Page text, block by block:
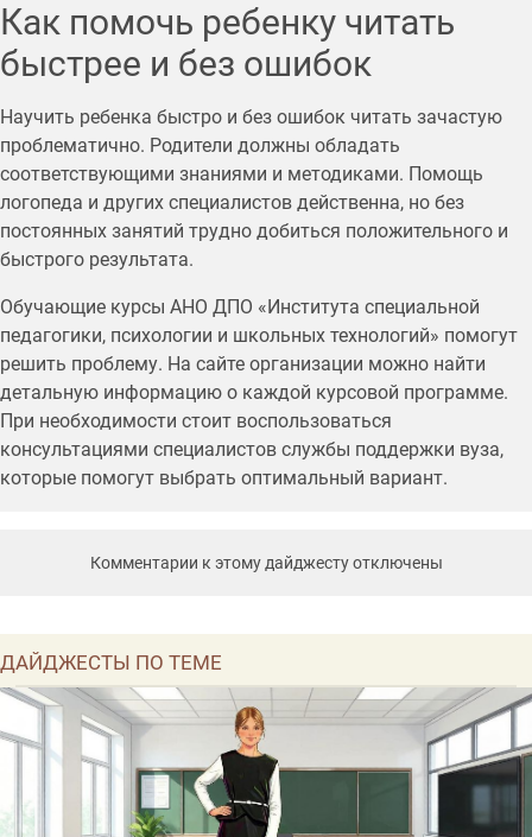
Как помочь ребенку читать
быстрее и без ошибок
Научить ребенка быстро и без ошибок читать зачастую
проблематично. Родители должны обладать
соответствующими знаниями и методиками. Помощь
логопеда и других специалистов действенна, но без
постоянных занятий трудно добиться положительного и
быстрого результата.
Обучающие курсы АНО ДПО «Института специальной
педагогики, психологии и школьных технологий» помогут
решить проблему. На сайте организации можно найти
детальную информацию о каждой курсовой программе.
При необходимости стоит воспользоваться
консультациями специалистов службы поддержки вуза,
которые помогут выбрать оптимальный вариант.
Комментарии к этому дайджесту отключены
ДАЙДЖЕСТЫ ПО ТЕМЕ